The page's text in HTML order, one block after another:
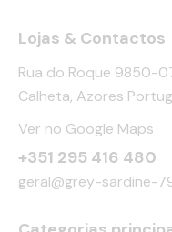
Lojas & Contactos
Rua do Roque 9850-
Calheta, Azores
Ver no Google Maps
+351 295 416 480
geral@grey-sardine-